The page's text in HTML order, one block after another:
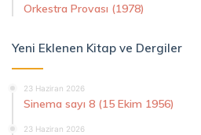
Orkestra Provası (1978)
Yeni Eklenen Kitap ve Dergiler
23 Haziran 2026
Sinema sayı 8 (15 Ekim 1956)
23 Haziran 2026